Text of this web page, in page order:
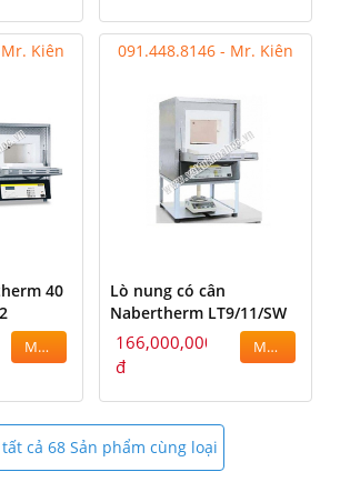
Kiên
40
MUA
091.448.8146 - Mr. Kiên
Lò nung có cân
Nabertherm LT9/11/SW
166,000,000
đ
MUA
cả 68 Sản phẩm cùng loại